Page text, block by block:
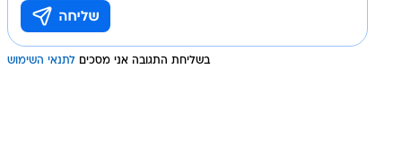
בשליחת התגובה אני מסכים לתנאי השימוש